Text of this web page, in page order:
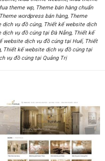
theme wp, Theme bán hàng chuẩn
Theme wordpress bán hàng, Theme
dịch vụ đồ cúng, Thiết kế website dịch
dịch vụ đồ cúng tại Đà Nẵng, Thiết kế
website dịch vụ đồ cúng tại Huế, Thiết
, Thiết kế website dịch vụ đồ cúng tại
vụ đồ cúng tại Quảng Trị